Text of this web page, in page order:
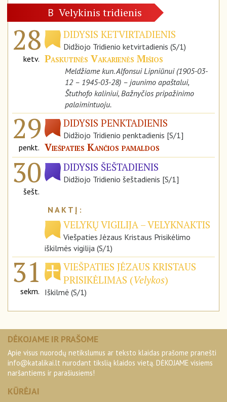
B Velykinis tridienis
28
ketv.
DIDYSIS KETVIRTADIENIS
Didžiojo Tridienio ketvirtadienis (S/1)
Paskutinės Vakarienės Mišios
Meldžiame kun. Alfonsui Lipniūnui (1905-03-
12 – 1945-03-28) – jaunimo apaštalui,
Štuthofo kaliniui, Bažnyčios pripažinimo
palaimintuoju.
29
penkt.
DIDYSIS PENKTADIENIS
Didžiojo Tridienio penktadienis [S/1]
Viešpaties Kančios pamaldos
30
šešt.
DIDYSIS ŠEŠTADIENIS
Didžiojo Tridienio šeštadienis [S/1]
VELYKŲ VIGILIJA – VELYKNAKTIS
Viešpaties Jėzaus Kristaus Prisikėlimo
iškilmės vigilija (S/1)
31
sekm.
VIEŠPATIES JĖZAUS KRISTAUS
PRISIKĖLIMAS (Velykos)
Iškilmė (S/1)
DĖKOJAME IR PRAŠOME
Apie visus nuorodų netikslumus ar teksto klaidas prašome pranešti
info@katalikai.lt nurodant tikslią klaidos vietą. DĖKOJAME visiems
naršantiems ir parašiusiems!
KŪRĖJAI